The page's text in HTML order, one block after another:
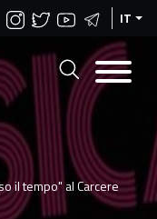
IT
il tempo" al Carcere